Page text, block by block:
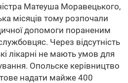
Матеуша Моравецького,
місяців тому розпочали
допомоги пораненим
Через відсутність
лікарні не мають умов для
Опольске керівництво
надати майже 400